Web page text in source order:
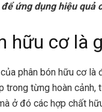
ứng dụng hiệu quả
hữu cơ là
phân bón hữu cơ
trong từng hoàn cảnh,
ở đó các hợp chất